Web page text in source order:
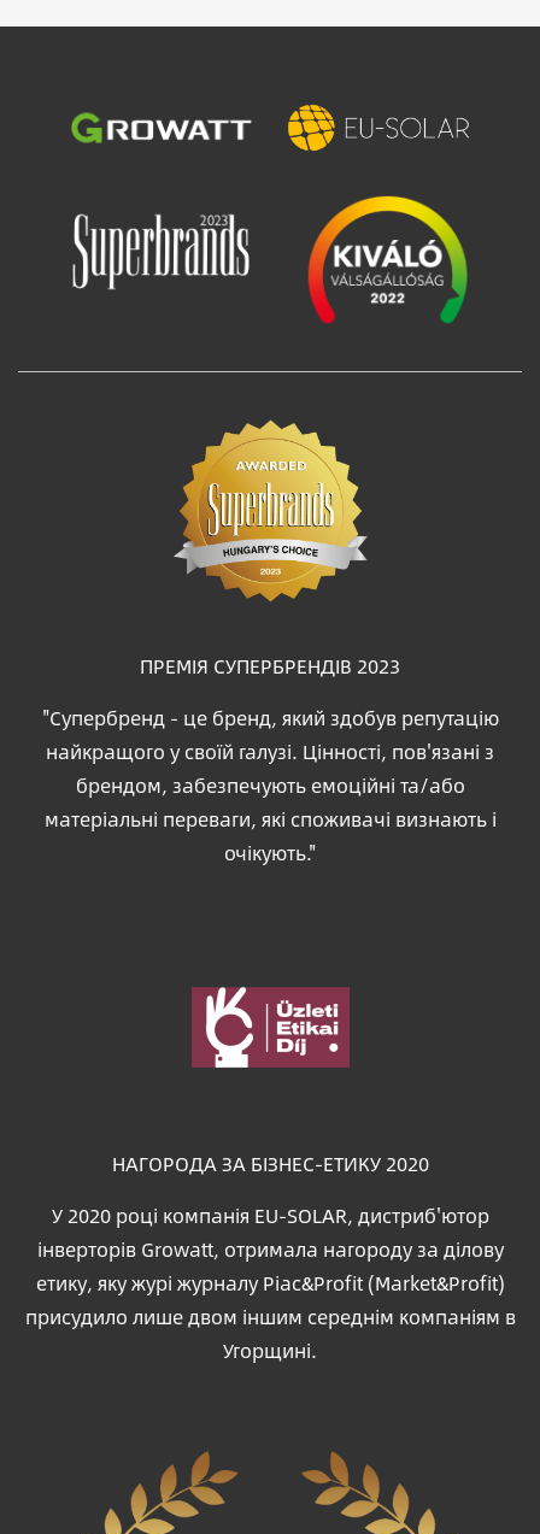
Зображення Зображення
ПРЕМІЯ СУПЕРБРЕНДІВ 2023
"Супербренд - це бренд, який здобув репутацію
найкращого у своїй галузі. Цінності, пов'язані з
брендом, забезпечують емоційні та/або
матеріальні переваги, які споживачі визнають і
очікують."
Зображення
НАГОРОДА ЗА БІЗНЕС-ЕТИКУ 2020
У 2020 році компанія EU-SOLAR, дистриб'ютор
інверторів Growatt, отримала нагороду за ділову
етику, яку журі журналу Piac&Profit (Market&Profit)
присудило лише двом іншим середнім компаніям в
Угорщині.